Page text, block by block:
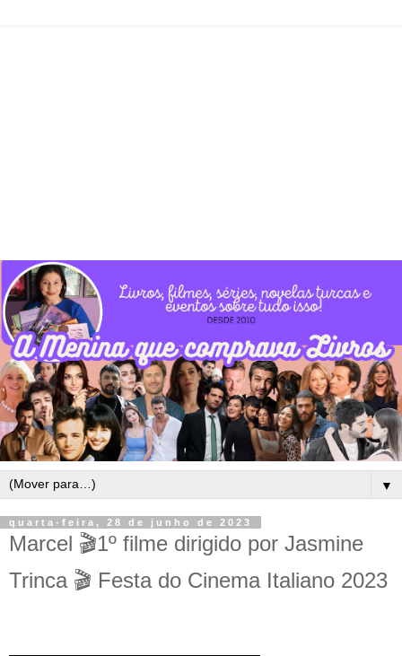
▼
quarta-feira, 28 de junho de 2023
Marcel 🎬1º filme dirigido por Jasmine
Trinca 🎬 Festa do Cinema Italiano 2023